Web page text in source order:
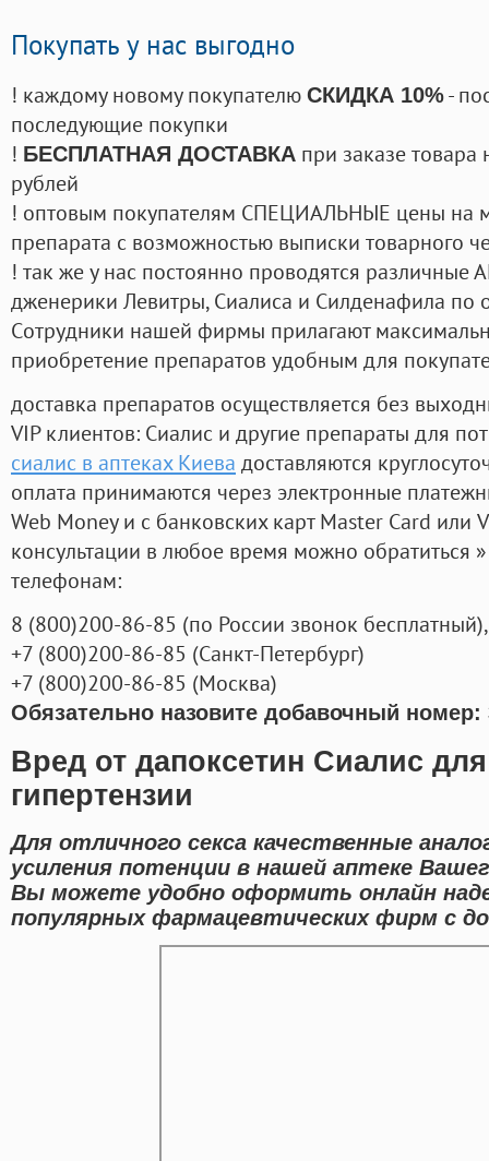
Покупать у нас выгодно
! каждому новому покупателю СКИДКА 10%-
последующие покупки
! БЕСПЛАТНАЯ ДОСТАВКА при заказе
рублей
! оптовым покупателям СПЕЦИАЛЬНЫЕ цены на
препарата с возможностью выписки товарного
! так же у нас постоянно проводятся
дженерики Левитры, Сиалиса и Силденафила по
Cотрудники нашей фирмы прилагают
приобретение препаратов удобным для
доставка препаратов осуществляется без
VIP клиентов: Сиалис и другие препараты для
сиалис в аптеках Киева доставляются
оплата принимаются через электронные
Web Money и с банковских карт Master Card или
консультации в любое время можно обратиться
телефонам:
8 (800)200-86-85 (по России звонок бесплатный),
+7 (800)200-86-85 (Санкт-Петербург)
+7 (800)200-86-85 (Москва)
Обязательно назовите добавочный номер:
Вред от дапоксетин Сиалис
гипертензии
Для отличного секса качественные
усиления потенции в нашей аптеке
Вы можете удобно оформить онлайн
популярных фармацевтических фирм с